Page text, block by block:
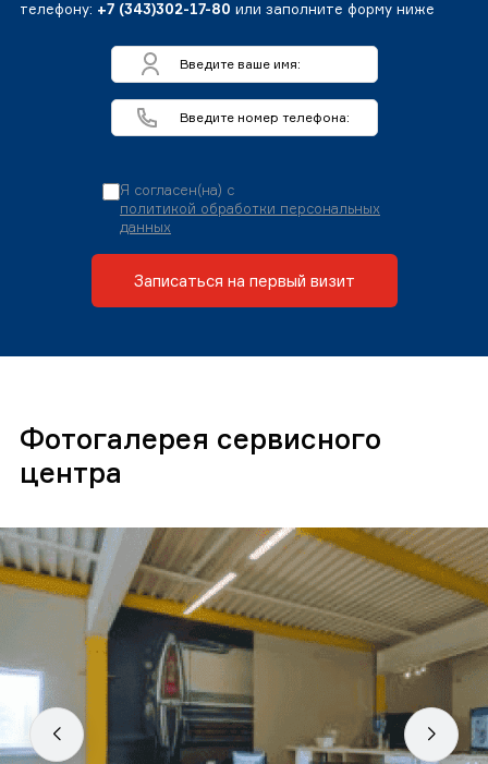
телефону: +7 (343)302-17-80 или заполните форму ниже
Я согласен(на) с
политикой обработки персональных
данных
Записаться на первый визит
Фотогалерея сервисного
центра